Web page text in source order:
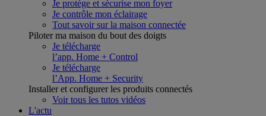
Je protège et sécurise mon foyer
Je contrôle mon éclairage
Tout savoir sur la maison connectée
Piloter ma maison du bout des doigts
Je télécharge
l’app. Home + Control
Je télécharge
l’App. Home + Security
Installer et configurer les produits connectés
Voir tous les tutos vidéos
L'actu